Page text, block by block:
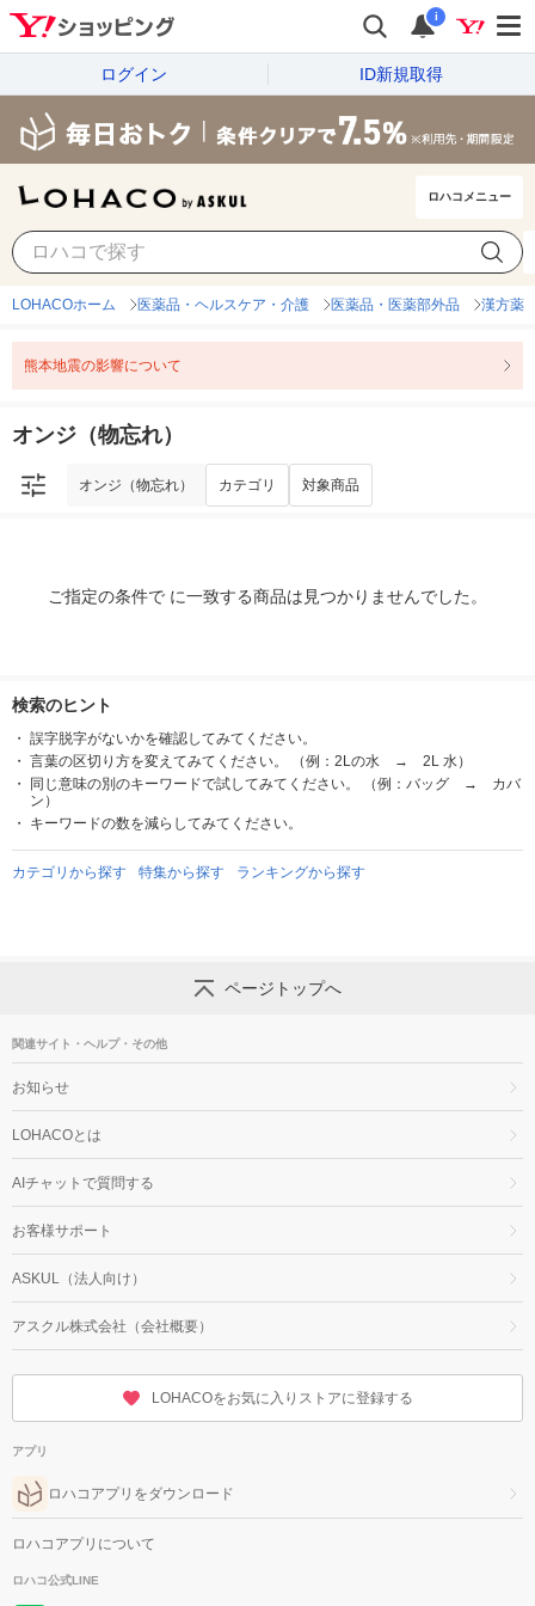
i
ログイン ID新規取得
ロハコメニュー
オンジ（物忘れ）
LOHACOホーム 医薬品・ヘルスケア・介護 医薬品・医薬部外品 漢方薬
熊本地震の影響について
オンジ（物忘れ）
オンジ（物忘れ） カテゴリ 対象商品
ご指定の条件で に一致する商品は見つかりませんでした。
検索のヒント
誤字脱字がないかを確認してみてください。
言葉の区切り方を変えてみてください。 （例：2Lの水 → 2L 水）
同じ意味の別のキーワードで試してみてください。 （例：バッグ → カバ
ン）
キーワードの数を減らしてみてください。
カテゴリから探す 特集から探す ランキングから探す
ページトップへ
関連サイト・ヘルプ・その他
お知らせ
LOHACOとは
AIチャットで質問する
お客様サポート
ASKUL（法人向け）
アスクル株式会社（会社概要）
LOHACOをお気に入りストアに登録する
アプリ
ロハコアプリをダウンロード
ロハコアプリについて
ロハコ公式LINE